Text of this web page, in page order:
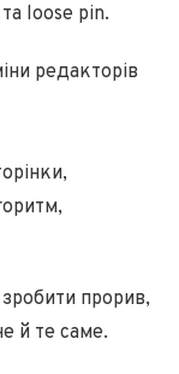
loose pin.
редакторів
прорив,
й те саме.